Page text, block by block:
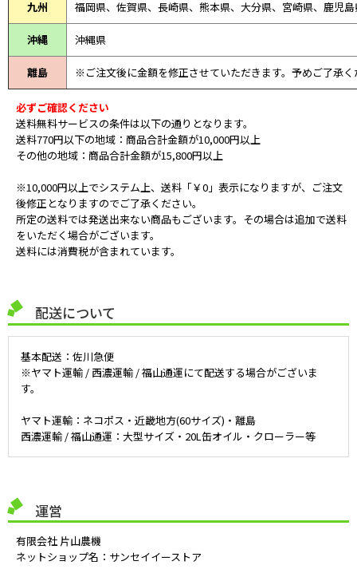
九州 福岡県、佐賀県、長崎県、熊本県、大分県、宮崎県、鹿児
沖縄 沖縄県
離島 ※ご注文後に金額を修正させていただきます。予めご了承く
必ずご確認ください
送料無料サービスの条件は以下の通りとなります。
送料770円以下の地域：商品合計金額が10,000円以上
その他の地域：商品合計金額が15,800円以上
※10,000円以上でシステム上、送料「￥0」表示になりますが、ご注文
後修正となりますのでご了承ください。
所定の送料では発送出来ない商品もございます。その場合は追加で送料
をいただく場合がございます。
送料には消費税が含まれています。
配送について
基本配送：佐川急便
※ヤマト運輸 / 西濃運輸 / 福山通運にて配送する場合がございま
す。
ヤマト運輸：ネコポス・近畿地方(60サイズ)・離島
西濃運輸 / 福山通運：大型サイズ・20L缶オイル・クローラー等
運営
有限会社 片山農機
ネットショップ名：サンセイイーストア